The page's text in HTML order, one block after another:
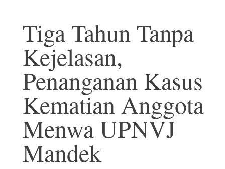
Tiga Tahun Tanpa
Kejelasan,
Penanganan Kasus
Kematian Anggota
Menwa UPNVJ
Mandek